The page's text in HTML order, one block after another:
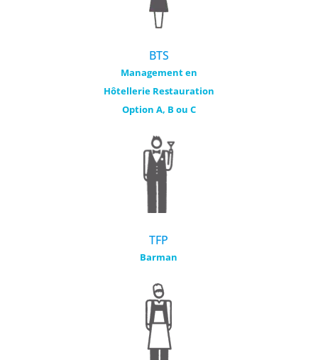
BTS
Management en
Hôtellerie Restauration
Option A, B ou C
TFP
Barman